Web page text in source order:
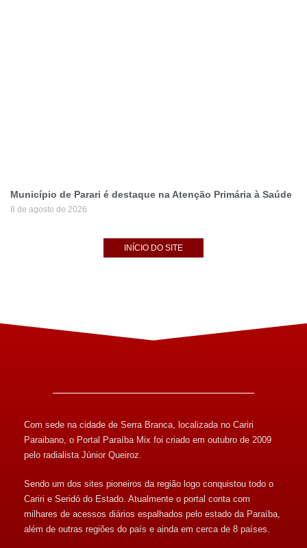
Município de Parari é destaque na Atenção Primária à Saúde
8 de agosto de 2026
INÍCIO DO SITE
Com sede na cidade de Serra Branca, localizada no Cariri
Paraibano, o Portal Paraíba Mix foi criado em outubro de 2009
pelo radialista Júnior Queiroz.
Sendo um dos sites pioneiros da região logo conquistou todo o
Cariri e Seridó do Estado. Atualmente o portal conta com
milhares de acessos diários espalhados pelo estado da Paraíba,
além de outras regiões do país e ainda em cerca de 8 países.